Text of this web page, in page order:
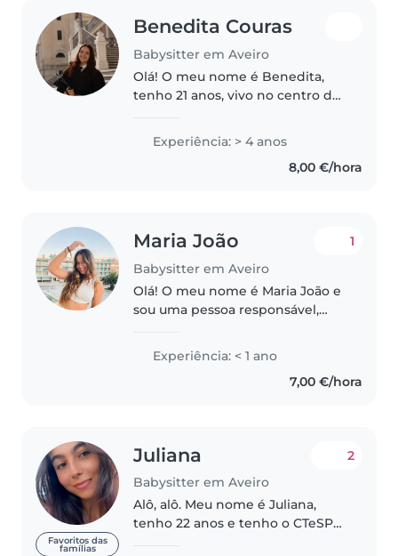
Benedita Couras
Babysitter em Aveiro
Olá! O meu nome é Benedita,
tenho 21 anos, vivo no centro de
Faculdade de Direito da
Universidade de Coimbra
(atualmente 2 ano do 1 ciclo de
Experiência: > 4 anos
8,00 €/hora
Maria João
Babysitter em Aveiro
1
Olá! O meu nome é Maria João e
sou uma pessoa responsável,
Gosto muito de trabalhar com
Experiência: < 1 ano
7,00 €/hora
Favoritos das
famílias
Juliana
Babysitter em Aveiro
2
Alô, alô. Meu nome é Juliana,
tenho 22 anos e tenho o CTeSP